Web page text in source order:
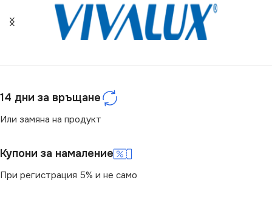
Бял
12V,220V
СТЕПЕН НА ЗАЩИТА
IP67
МОЩНОСТ (W)
14 дни за връщане
Или замяна на продукт
Купони за намаление
При регистрация 5% и не само